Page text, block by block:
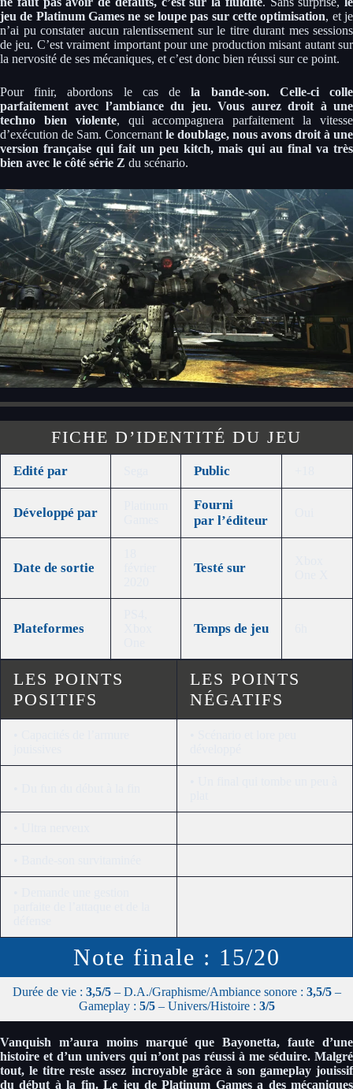
jeu de Platinum Games ne se loupe pas sur cette optimisation, et je
n’ai pu constater aucun ralentissement sur le titre durant mes sessions
de jeu. C’est vraiment important pour une production misant autant sur
la nervosité de ses mécaniques, et c’est donc bien réussi sur ce point.
Pour finir, abordons le cas dela bande-son. Celle-ci colle
parfaitement avec l’ambiance du jeu. Vous aurez droit à une
techno bien violente, qui accompagnera parfaitement la vitesse
d’exécution de Sam. Concernantle doublage, nous avons droit à une
version française qui fait un peu kitch, mais qui au final va très
bien avec le côté série Z du scénario.
FICHE D’IDENTITÉ DU JEU
Edité par Public
Développé par
Fourni
par l’éditeur
Date de sortie Testé sur
Plateformes Temps de jeu
LES POINTS
POSITIFS
LES POINTS
NÉGATIFS
Note finale : 15/20
Durée de vie : 3,5/5– D.A./Graphisme/Ambiance sonore : 3,5/5–
Gameplay : 5/5– Univers/Histoire : 3/5
Vanquish m’aura moins marqué que Bayonetta, faute d’une
histoire et d’un univers qui n’ont pas réussi à me séduire. Malgré
tout, le titre reste assez incroyable grâce à son gameplay jouissif
du début à la fin. Le jeu de Platinum Games a des mécaniques